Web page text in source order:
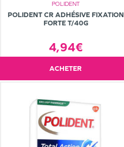
POLIDENT
POLIDENT CR ADHÉSIVE FIXATION
FORTE T/40G
4,94€
ACHETER